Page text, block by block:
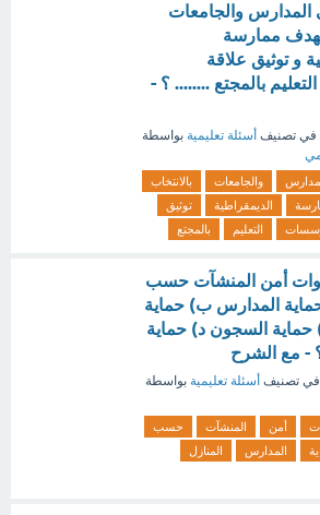
والجامعات
بهدف ممارسة
و توثيق علاقة
بالمجتع ........ ؟ -
في تصنيف أسئلة تعليمية بواسطة
والجامعات
بالانتخاب
الديمقراطية
توثيق
التعليم بالمجتع
أمن المنشآت حسب
المدارس ب) حماية
حماية السجون د) حماية
- مع الشرح
في تصنيف أسئلة تعليمية بواسطة
أمن المنشآت
حسب
المدارس
المنازل